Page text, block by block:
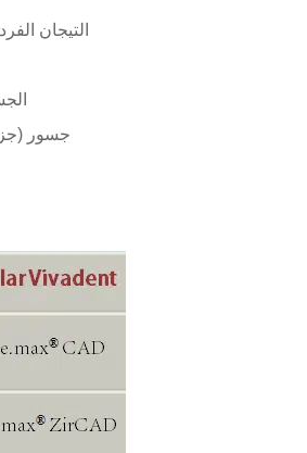
التيجان
الجسور
جسور (جزئية) –